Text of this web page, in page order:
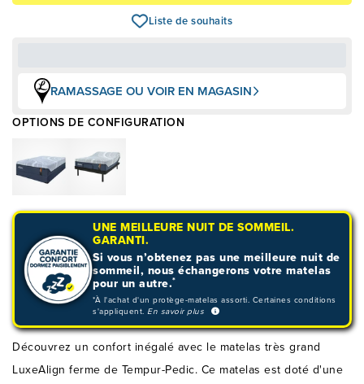
Liste de souhaits
RAMASSAGE OU VOIR EN MAGASIN
OPTIONS DE CONFIGURATION
UNE MEILLEURE NUIT DE SOMMEIL.
GARANTI.
Si vous n’obtenez pas une meilleure nuit de
sommeil, nous échangerons votre matelas
pour un autre.*
*À l'achat d'un protège-matelas assorti. Certaines conditions
s'appliquent. En savoir plus
Découvrez un confort inégalé avec le matelas très grand
LuxeAlign ferme de Tempur-Pedic. Ce matelas est doté d'une